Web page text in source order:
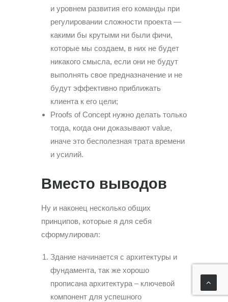
и уровнем развития его команды при
регулировании сложности проекта —
какими бы крутыми ни были фичи,
которые мы создаем, в них не будет
никакого смысла, если они не будут
выполнять свое предназначение и не
будут эффективно приближать
клиента к его цели;
Proofs of Concept нужно делать только
тогда, когда они доказывают value,
иначе это бесполезная трата времени
и усилий.
Вместо выводов
Ну и наконец несколько общих
принципов, которые я для себя
сформулировал:
Здание начинается с архитектуры и
фундамента, так же хорошо
прописана архитектура – ​​ключевой
компонент для успешного